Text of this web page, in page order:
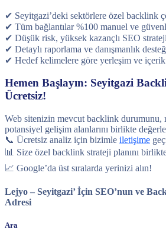
✔ Seyitgazi’deki sektörlere özel backlink
✔ Tüm bağlantılar %100 manuel ve
✔ Düşük risk, yüksek kazançlı SEO
✔ Detaylı raporlama ve danışmanlık
✔ Hedef kelimelere göre yerleşim ve içerik
Hemen Başlayın: Seyitgazi
Ücretsiz!
Web sitenizin mevcut backlink durumunu,
potansiyel gelişim alanlarını birlikte
📞 Ücretsiz analiz için bizimle iletişime
📊 Size özel backlink strateji planını
📈 Google’da üst sıralarda yerinizi alın!
Lejyo – Seyitgazi’ İçin SEO’nun ve
Adresi
Ara